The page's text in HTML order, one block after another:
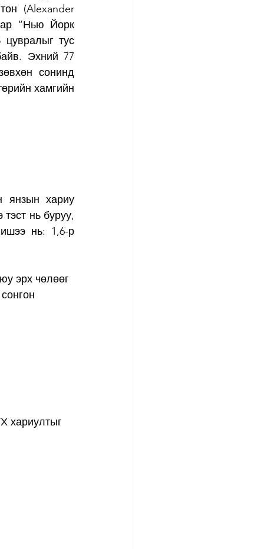
(Alexander
“Нью Йорк
цувралыг тус
Эхний 77
сонинд
хамгийн
янзын хариу
нь буруу,
нь: 1,6-р
эрх чөлөөг
хариултыг